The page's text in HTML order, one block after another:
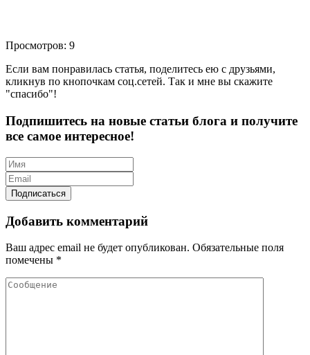
Просмотров: 9
Если вам понравилась статья, поделитесь ею с друзьями,
кликнув по кнопочкам соц.сетей. Так и мне вы скажите
"спасибо"!
Подпишитесь на новые статьи блога и получите
все самое интересное!
Добавить комментарий
Ваш адрес email не будет опубликован. Обязательные поля
помечены *